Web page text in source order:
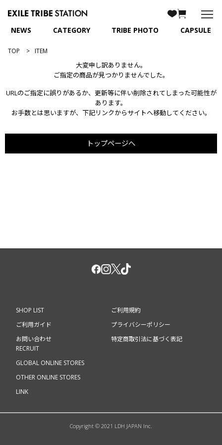
NEWS CATEGORY TRIBE PHOTO CAPSULE
TOP ITEM
大変申し訳ありません。
ご指定の商品が見つかりませんでした。
URLのご指定に誤りがあるか、更新等に伴い削除されてしまった可能性が
あります。
お手数とは思いますが、下記リンクからサイトへ移動してください。
トップページへ
SHOP LIST
ご利用ガイド
お問い合わせ
ご利用規約
プライバシーポリシー
特定商取引法に基づく表記
RECRUIT
GLOBAL ONLINE STORES
OTHER ONLINE STORES
LINK
Copyright © 2021 LDH JAPAN Inc.